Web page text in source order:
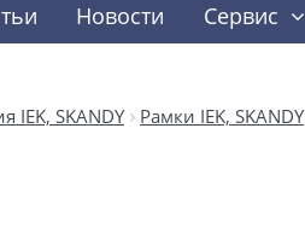
Новости Сервис
IEK, SKANDY Рамки IEK, SKANDY